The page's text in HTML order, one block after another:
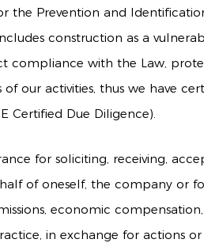
the Prevention and
construction as a
compliance with the Law,
our activities, thus we have
Certified Due Diligence).
for soliciting, receiving,
of oneself, the company or
economic
in exchange for actions or